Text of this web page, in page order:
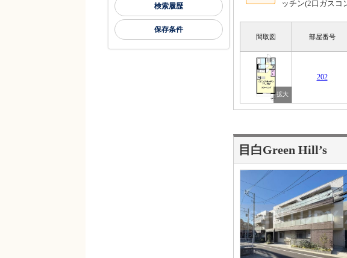
ッチン(2口ガス
間取図 部屋番号
202
目白Green Hill’s
検索履歴
保存条件